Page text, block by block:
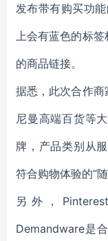
发布带有购买功
上会有蓝色的标
的商品链接。
据悉，此次合作商
尼曼高端百货等
牌，产品类别从
符合购物体验的“随
另外，
Demandware是